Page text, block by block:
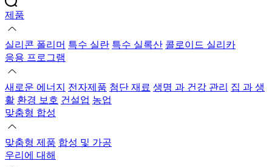
제품
실리콘 폴리머 특수 실란 특수 실록산 콜로이드 실리카
응용 프로그램
새로운 에너지 전자제품 첨단 재료 생명 과 건강 관리 집 과 생
활 환경 보호 건설업 농업
맞춤형 합성
맞춤형 제품 합성 및 가공
우리에 대해